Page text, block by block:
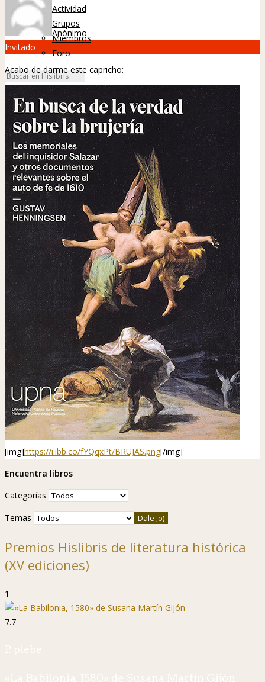
Actividad
Grupos
Miembros
Foro
Anónimo
Invitado
Acabo de darme este capricho:
[img]https://i.ibb.co/fYQqxPt/BRUJAS.png[/img]
Encuentra libros
Categorías
Temas
Premios Hislibris de literatura histórica
(XV ediciones)
1
7.7
P. plebe
«La Babilonia, 1580» de Susana Martín Gijón